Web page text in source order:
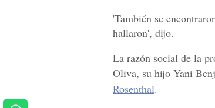
'También se
hallaron', dijo.
La razón social de la
Oliva, su hijo Yani
Rosenthal.